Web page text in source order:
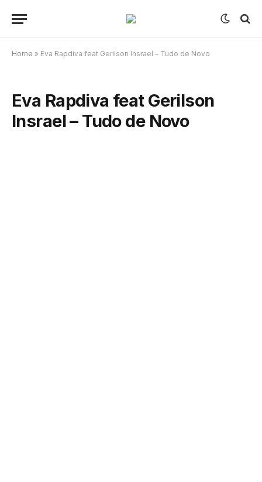
Home » Eva Rapdiva feat Gerilson Insrael – Tudo de Novo
Eva Rapdiva feat Gerilson
Insrael – Tudo de Novo